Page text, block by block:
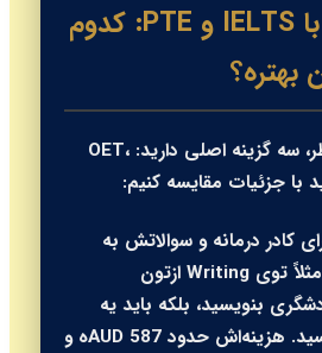
مقایسه OET با IELTS و PTE: کدوم
بهتره؟
برای مهاجرت به قطر، سه گزینه اصلی دارید: OET،
کادر درمانه و سوالاتش به
داروسازی ربط داره. مثلاً توی Writing ازتون
بنویسید، بلکه باید یه
گزارش دارویی بنویسید. هزینه‌اش حدود 587 AUDه و